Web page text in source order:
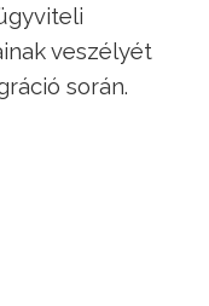
veszélyét
során.